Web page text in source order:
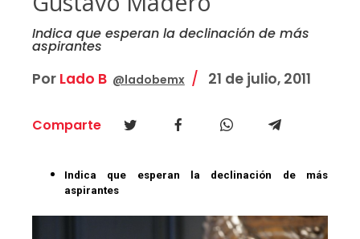
Indica que esperan la declinación de más
aspirantes
Por Lado B @ladobemx 21 de julio, 2011
Comparte
Indica que esperan la declinación de más
aspirantes